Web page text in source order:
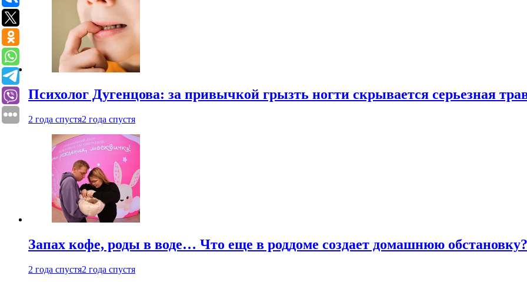
Психолог Дугенцова: за привычкой грызть ногти скрывается серьезная
2 года спустя2 года спустя
Запах кофе, роды в воде… Что еще в роддоме создает домашнюю обстановку?
2 года спустя2 года спустя